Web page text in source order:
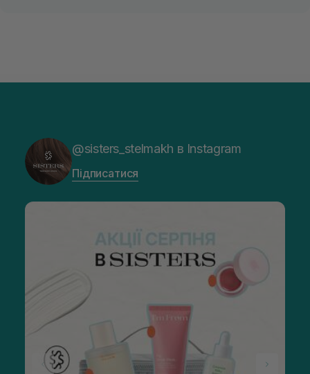
@sisters_stelmakh в Instagram
Підписатися